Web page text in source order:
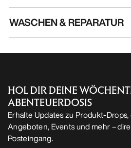
WASCHEN & REPARATUR
HOL DIR DEINE
ABENTEUERDOSIS
Erhalte Updates zu Produkt-
Angeboten, Events und mehr –
Posteingang.